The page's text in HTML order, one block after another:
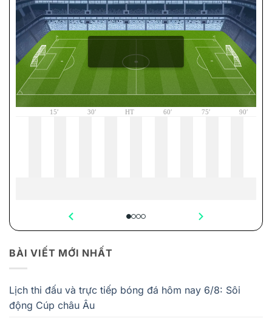
BÀI VIẾT MỚI NHẤT
Lịch thi đấu và trực tiếp bóng đá hôm nay 6/8: Sôi
động Cúp châu Âu